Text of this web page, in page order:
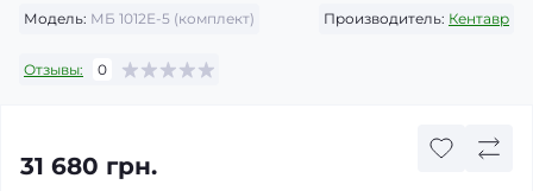
Модель: МБ 1012Е-5 (комплект) Производитель: Кентавр
Отзывы: 0
31 680 грн.